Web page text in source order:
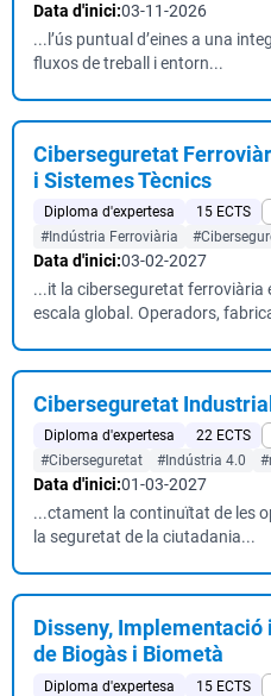
Data d'inici:03-11-2026
...l’ús puntual d’eines a una
fluxos de treball i entorn...
Ciberseguretat
i Sistemes Tècnics
Diploma d'expertesa 15 ECTS
#Indústria Ferroviària
Data d'inici:03-02-2027
...it la ciberseguretat
escala global. Operadors,
Ciberseguretat Industrial
Diploma d'expertesa 22 ECTS
#Ciberseguretat
#Indústria 4.0
Data d'inici:01-03-2027
...ctament la continuïtat de les
la seguretat de la ciutadania...
Disseny, Implementació
de Biogàs i Biometà
Diploma d'expertesa 15 ECTS